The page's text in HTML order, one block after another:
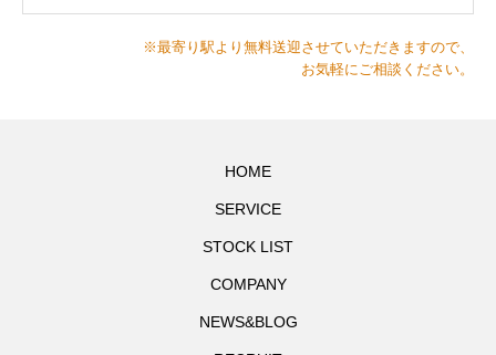
※最寄り駅より無料送迎させていただきますので、
お気軽にご相談ください。
HOME
SERVICE
STOCK LIST
COMPANY
NEWS&BLOG